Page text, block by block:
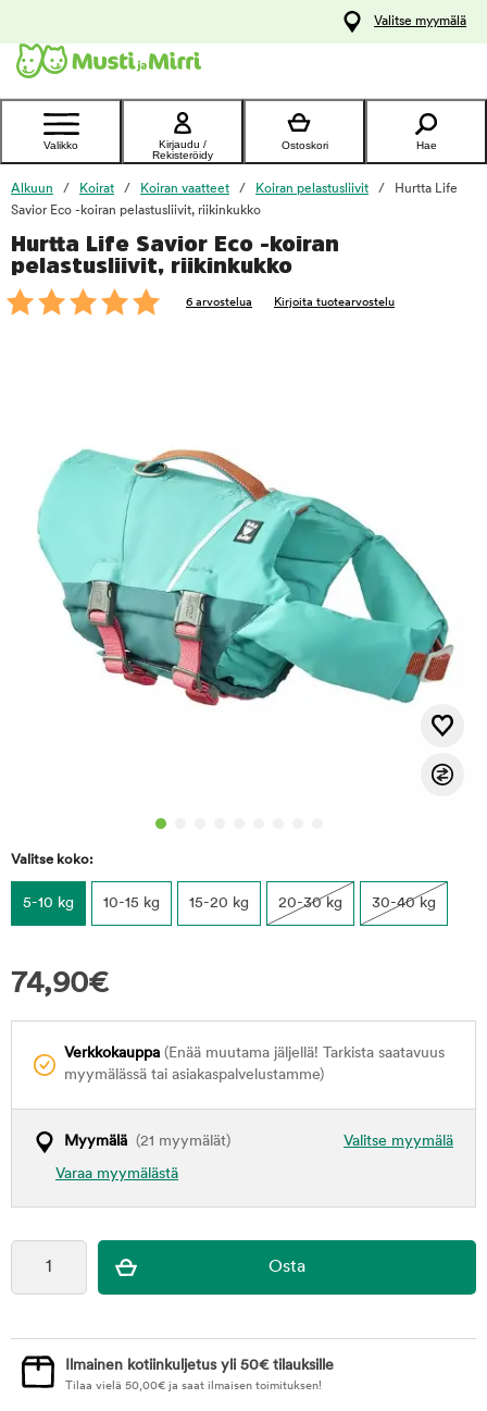
Ota yhteyttä
asiakaspalveluun
Valitse myymälä
Valikko
Kirjaudu /
Rekisteröidy
Ostoskori Hae
Alkuun Koirat Koiran vaatteet Koiran pelastusliivit
Hurtta Life
Savior Eco -koiran pelastusliivit, riikinkukko
Hurtta Life Savior Eco -koiran
pelastusliivit, riikinkukko
6 arvostelua Kirjoita tuotearvostelu
Valitse koko:
5-10 kg 10-15 kg 15-20 kg 20-30 kg 30-40 kg
74,90€
Verkkokauppa (Enää muutama jäljellä! Tarkista saatavuus
myymälässä tai asiakaspalvelustamme)
Valitse myymälä
Myymälä (21 myymälät)
Varaa myymälästä
foo
Ilmainen kotiinkuljetus yli 50€ tilauksille
Tilaa vielä 50,00€ ja saat ilmaisen toimituksen!